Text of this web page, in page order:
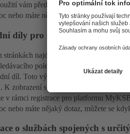
vám představíme také odpovídající
nebo máte nějaký dotaz, můžete se
díly pro své produkty KSB?
najdete na záložkách „
pole na levé straně zadáte
díl. Toto výrobní číslo jednoznačně
K zobrazení seznamu náhradních dílů
v rámci registrace pro platformu
nebo máte nějaký dotaz, můžete se
o službách spojených s